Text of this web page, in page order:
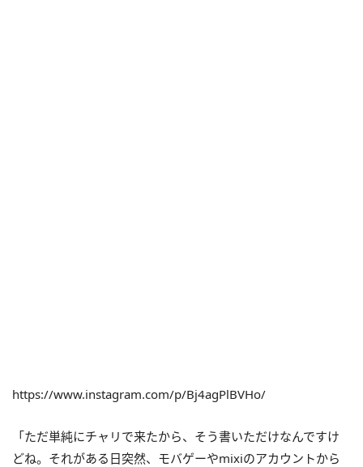
https://www.instagram.com/p/Bj4agPlBVHo/
「ただ単純にチャリで来たから、そう書いただけなんですけ
どね。それがある日突然、モバゲーやmixiのアカウントから